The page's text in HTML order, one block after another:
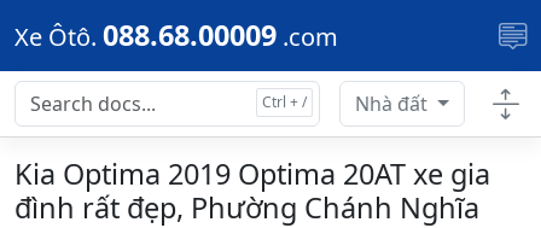
Skip to main content
Xe Ôtô. 088.68.00009 .com
Nhà đất
Kia Optima 2019 Optima 20AT xe gia
đình rất đẹp, Phường Chánh Nghĩa